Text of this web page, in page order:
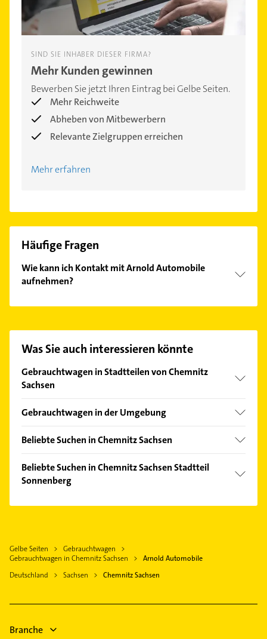
SIND SIE INHABER DIESER FIRMA?
Mehr Kunden gewinnen
Bewerben Sie jetzt Ihren Eintrag bei Gelbe Seiten.
Mehr Reichweite
Abheben von Mitbewerbern
Relevante Zielgruppen erreichen
Mehr erfahren
Häufige Fragen
Wie kann ich Kontakt mit Arnold Automobile
aufnehmen?
finden Sie alleKontaktdaten.
Was Sie auch interessieren könnte
Gebrauchtwagen in Stadtteilen von Chemnitz
Sachsen
Altchemnitz
Furth
Röhrsdorf
Schloßchemnitz
Gebrauchtwagen in der Umgebung
Hohenstein-Ernstthal
Ehrenfriedersdorf
Waldheim Sachsen
Beliebte Suchen in Chemnitz Sachsen
Elektroinstallation
Elektriker
Steuerberater
Lackiererei
Maler
Beliebte Suchen in Chemnitz Sachsen Stadtteil
Sonnenberg
Bestatter
Schreiner
Gasinstallateur
Gelbe Seiten
Gebrauchtwagen
Gebrauchtwagen in Chemnitz Sachsen
Arnold Automobile
Deutschland
Sachsen Chemnitz Sachsen
Branche